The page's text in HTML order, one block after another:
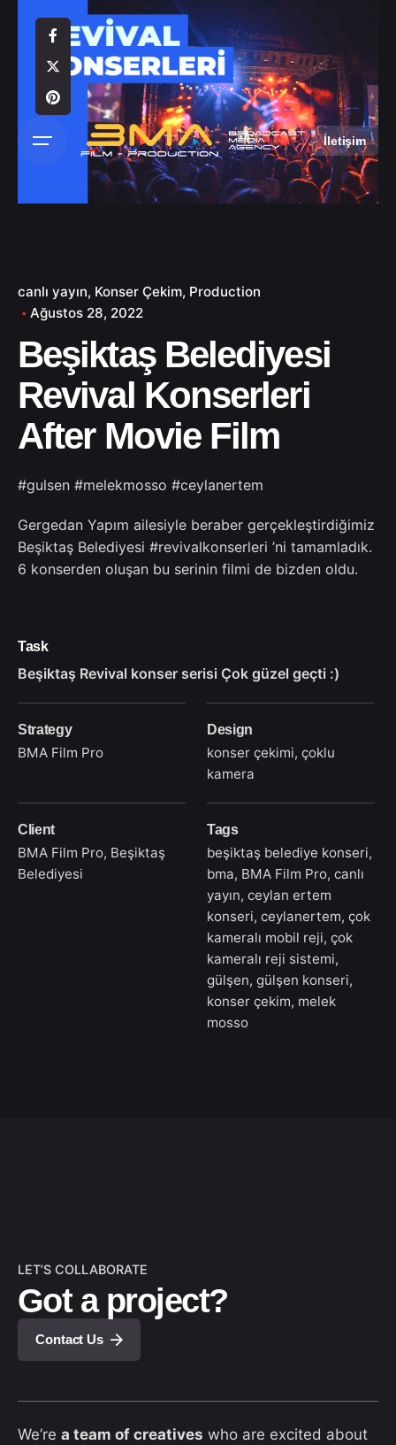
İletişim
canlı yayın Konser Çekim Production
Ağustos 28, 2022
Beşiktaş Belediyesi
Revival Konserleri
After Movie Film
#gulsen #melekmosso #ceylanertem
Gergedan Yapım ailesiyle beraber gerçekleştirdiğimiz
Beşiktaş Belediyesi #revivalkonserleri ’ni tamamladık.
6 konserden oluşan bu serinin filmi de bizden oldu.
Task
Beşiktaş Revival konser serisi Çok güzel geçti :)
Strategy
BMA Film Pro
Design
konser çekimi, çoklu
kamera
Client
BMA Film Pro, Beşiktaş
Belediyesi
Tags
beşiktaş belediye konseri,
bma, BMA Film Pro, canlı
yayın, ceylan ertem
konseri, ceylanertem, çok
kameralı mobil reji, çok
kameralı reji sistemi,
gülşen, gülşen konseri,
konser çekim, melek
mosso
LET’S COLLABORATE
Got a project?
Contact Us
We’re a team of creatives who are excited about